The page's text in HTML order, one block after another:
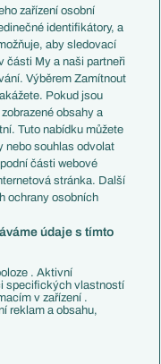
soutěž
zařízení osobní
identifikátory, a
aby sledovací
části My a naši partneři
Výběrem Zamítnout
Pokud jsou
obsahy a
Tuto nabídku můžete
nebo souhlas odvolat
části webové
stránka. Další
ochrany osobních
údaje s tímto
. Aktivní
specifických vlastností
v zařízení .
reklam a obsahu,